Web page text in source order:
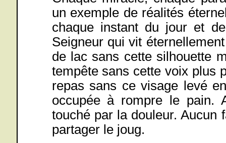
un exemple de réalités
chaque instant du jour et
Seigneur qui vit
de lac sans cette silhouette
tempête sans cette voix plus
repas sans ce visage levé
occupée à rompre le pain.
touché par la douleur. Aucun
partager le joug.